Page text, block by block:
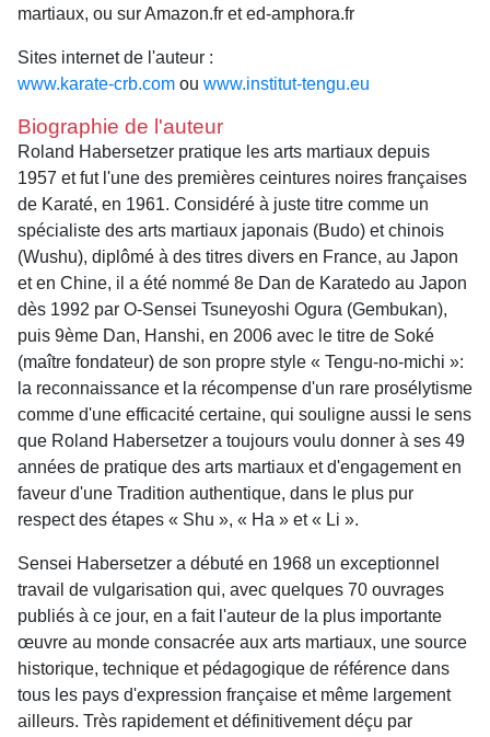
martiaux, ou sur Amazon.fr et ed-amphora.fr
Sites internet de l'auteur :
www.karate-crb.com ou www.institut-tengu.eu
Biographie de l'auteur
Roland Habersetzer pratique les arts martiaux depuis
1957 et fut l'une des premières ceintures noires françaises
de Karaté, en 1961. Considéré à juste titre comme un
spécialiste des arts martiaux japonais (Budo) et chinois
(Wushu), diplômé à des titres divers en France, au Japon
et en Chine, il a été nommé 8e Dan de Karatedo au Japon
dès 1992 par O-Sensei Tsuneyoshi Ogura (Gembukan),
puis 9ème Dan, Hanshi, en 2006 avec le titre de Soké
(maître fondateur) de son propre style « Tengu-no-michi »:
la reconnaissance et la récompense d'un rare prosélytisme
comme d'une efficacité certaine, qui souligne aussi le sens
que Roland Habersetzer a toujours voulu donner à ses 49
années de pratique des arts martiaux et d'engagement en
faveur d'une Tradition authentique, dans le plus pur
respect des étapes « Shu », « Ha » et « Li ».
Sensei Habersetzer a débuté en 1968 un exceptionnel
travail de vulgarisation qui, avec quelques 70 ouvrages
publiés à ce jour, en a fait l'auteur de la plus importante
œuvre au monde consacrée aux arts martiaux, une source
historique, technique et pédagogique de référence dans
tous les pays d'expression française et même largement
ailleurs. Très rapidement et définitivement déçu par